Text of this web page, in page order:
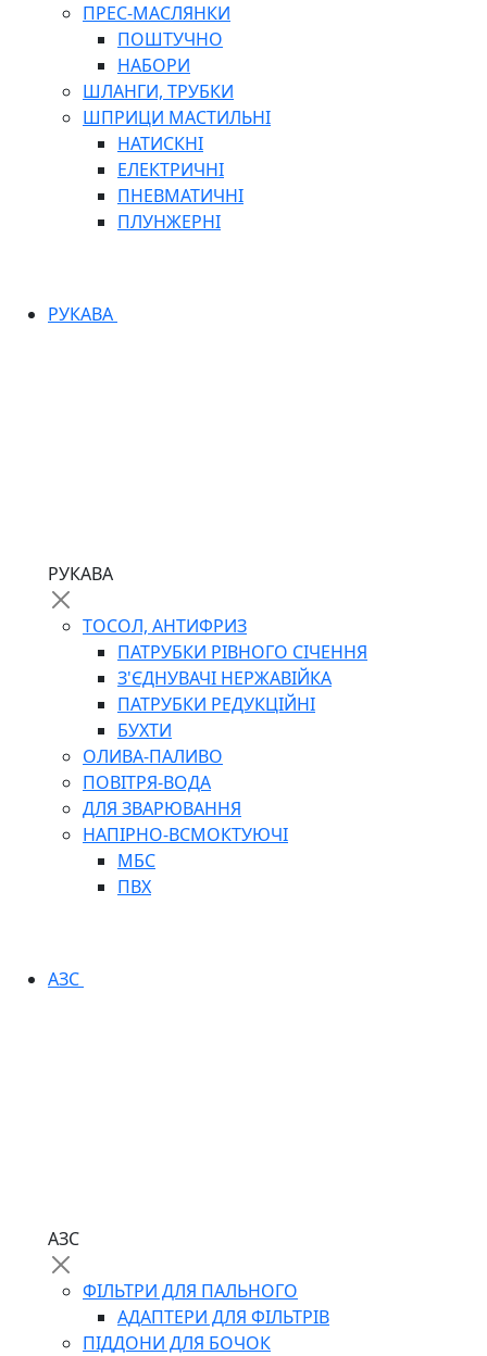
ПРЕС-МАСЛЯНКИ
ПОШТУЧНО
НАБОРИ
ШЛАНГИ, ТРУБКИ
ШПРИЦИ МАСТИЛЬНІ
НАТИСКНІ
ЕЛЕКТРИЧНІ
ПНЕВМАТИЧНІ
ПЛУНЖЕРНІ
РУКАВА
РУКАВА
ТОСОЛ, АНТИФРИЗ
ПАТРУБКИ РІВНОГО СІЧЕННЯ
З'ЄДНУВАЧІ НЕРЖАВІЙКА
ПАТРУБКИ РЕДУКЦІЙНІ
БУХТИ
ОЛИВА-ПАЛИВО
ПОВІТРЯ-ВОДА
ДЛЯ ЗВАРЮВАННЯ
НАПІРНО-ВСМОКТУЮЧІ
МБС
ПВХ
АЗС
АЗС
ФІЛЬТРИ ДЛЯ ПАЛЬНОГО
АДАПТЕРИ ДЛЯ ФІЛЬТРІВ
ПІДДОНИ ДЛЯ БОЧОК